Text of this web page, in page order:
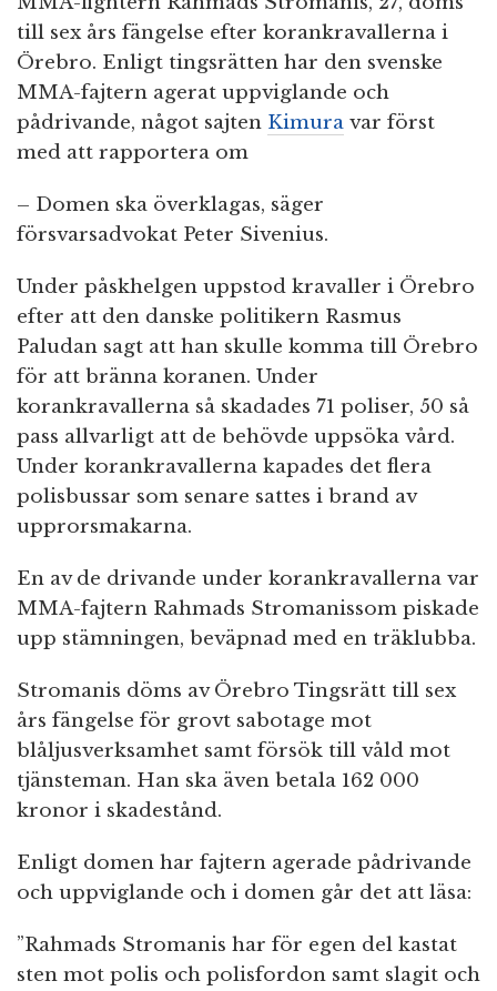
till sex års fängelse efter korankravallerna i
Örebro. Enligt tingsrätten har den svenske
MMA-fajtern agerat uppviglande och
pådrivande, något sajten Kimura var först
med att rapportera om
– Domen ska överklagas, säger
försvarsadvokat Peter Sivenius.
Under påskhelgen uppstod kravaller i Örebro
efter att den danske politikern Rasmus
Paludan sagt att han skulle komma till Örebro
för att bränna koranen. Under
korankravallerna så skadades 71 poliser, 50 så
pass allvarligt att de behövde uppsöka vård.
Under korankravallerna kapades det flera
polisbussar som senare sattes i brand av
upprorsmakarna.
En av de drivande under korankravallerna var
MMA-fajtern Rahmads Stromanissom piskade
upp stämningen, beväpnad med en träklubba.
Stromanis döms av Örebro Tingsrätt till sex
års fängelse för grovt sabotage mot
blåljusverksamhet samt försök till våld mot
tjänsteman. Han ska även betala 162 000
kronor i skadestånd.
Enligt domen har fajtern agerade pådrivande
och uppviglande och i domen går det att läsa:
”Rahmads Stromanis har för egen del kastat
sten mot polis och polisfordon samt slagit och